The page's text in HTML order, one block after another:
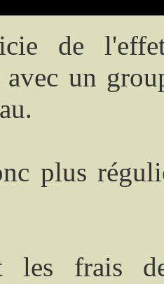
de
un
plus
les frais